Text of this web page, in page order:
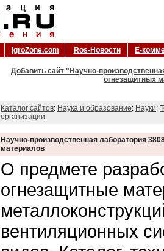
IgroZone.com Ros-Новости Е-
Добавить сайт "Научно-
огнезащитных
Каталог сайтов: Наука и образование: Науки:
организации
Научно-производственная лаборатория
материалов
О предмете
огнезащитные
вентиляционных